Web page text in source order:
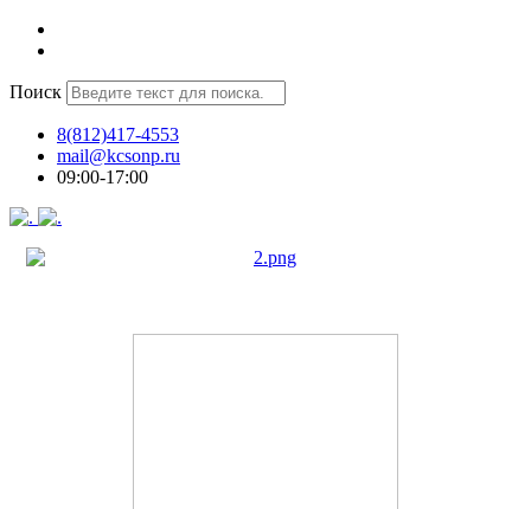
Поиск
8(812)417-4553
mail@kcsonp.ru
09:00-17:00